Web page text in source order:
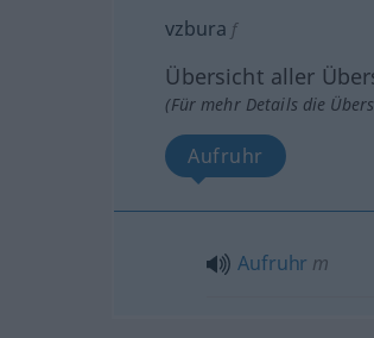
vzbura f
Übersicht aller
(Für mehr Details die
Aufruhr
Aufruhr m